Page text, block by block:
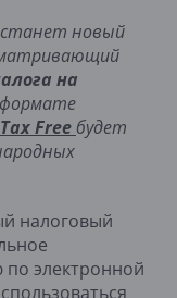
новый
на
Tax Free будет
налоговый
электронной